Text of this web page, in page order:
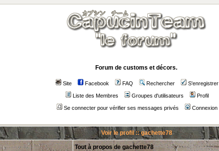
Forum de customs et décors.
Site Facebook FAQ Rechercher S'enregistrer
Liste des Membres Groupes d'utilisateurs Profil
Se connecter pour vérifier ses messages privés
Connexion
Voir le profil :: gachette78
Tout à propos de gachette78